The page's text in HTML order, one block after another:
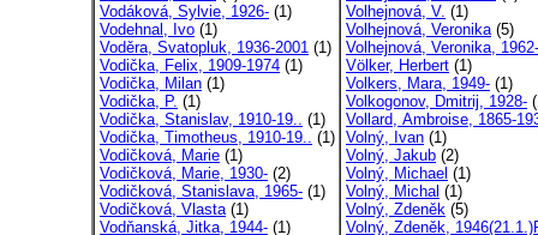
Vodáková, Sylvie, 1926- (1)
Vodehnal, Ivo (1)
Voděra, Svatopluk, 1936-2001 (1)
Vodička, Felix, 1909-1974 (1)
Vodička, Milan (1)
Vodička, P. (1)
Vodička, Stanislav, 1910-19.. (1)
Vodička, Timotheus, 1910-19.. (1)
Vodičková, Marie (1)
Vodičková, Marie, 1930- (2)
Vodičková, Stanislava, 1965- (1)
Vodičková, Vlasta(1)
Vodňanská, Jitka, 1944- (1)
Volhejnová, V. (1)
Volhejnová, Veronika(5)
Volhejnová, Veronika, 1962-
Völker, Herbert (1)
Volkers, Mara, 1949- (1)
Volkogonov, Dmitrij, 1928-
Vollard, Ambroise, 1865-
Volný, Ivan (1)
Volný, Jakub (2)
Volný, Michael (1)
Volný, Michal (1)
Volný, Zdeněk (5)
Volný, Zdeněk,